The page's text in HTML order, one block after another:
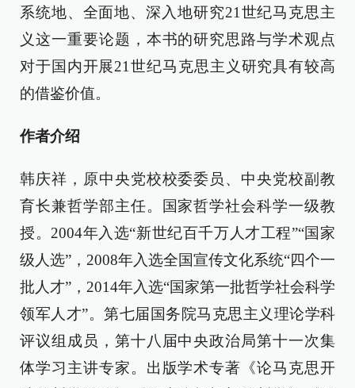
系统地、全面地、深入地研究21世纪马克思主
义这一重要论题，本书的研究思路与学术观点
对于国内开展21世纪马克思主义研究具有较高
的借鉴价值。
作者介绍
韩庆祥，原中央党校校委委员、中央党校副教
育长兼哲学部主任。国家哲学社会科学一级教
授。2004年入选“新世纪百千万人才工程”“国家
级人选”，2008年入选全国宣传文化系统“四个一
批人才”，2014年入选“国家第一批哲学社会科学
领军人才”。第七届国务院马克思主义理论学科
评议组成员，第十八届中央政治局第十一次集
体学习主讲专家。出版学术专著《论马克思开